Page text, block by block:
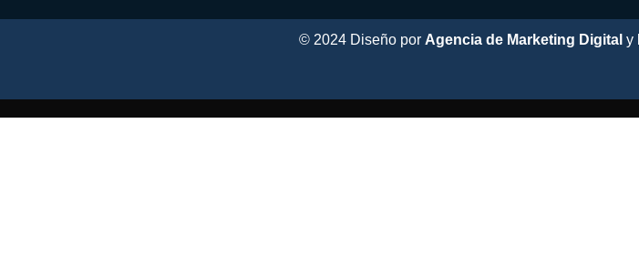
© 2024 Diseño por Agencia de Marketing Digital y